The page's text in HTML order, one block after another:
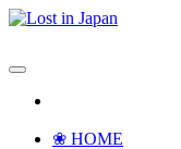
Zum
❀ HOME